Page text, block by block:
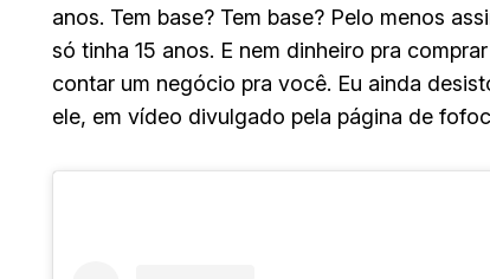
anos. Tem base? Tem base? Pelo menos
só tinha 15 anos. E nem dinheiro pra
contar um negócio pra você. Eu ainda
ele, em vídeo divulgado pela página de